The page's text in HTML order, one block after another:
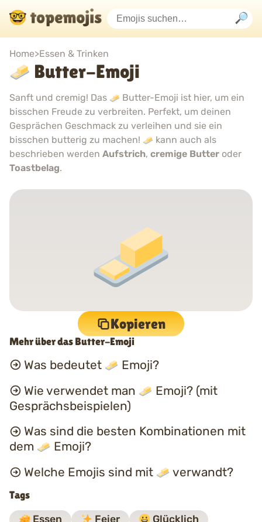
Home>Essen & Trinken
Butter-Emoji
Sanft und cremig! Das
Butter-Emoji ist hier, um ein
bisschen Freude zu verbreiten. Perfekt, um deinen
Gesprächen Geschmack zu verleihen und sie ein
bisschen butterig zu machen!
kann auch als
beschrieben werden Aufstrich, cremige Butter oder
Toastbelag.
Kopieren
Mehr über das Butter-Emoji
Was bedeutet
Emoji?
Wie verwendet man
Emoji? (mit
Gesprächsbeispielen)
Was sind die besten Kombinationen mit
dem
Emoji?
Welche Emojis sind mit
verwandt?
Tags
Essen Feier
Glücklich